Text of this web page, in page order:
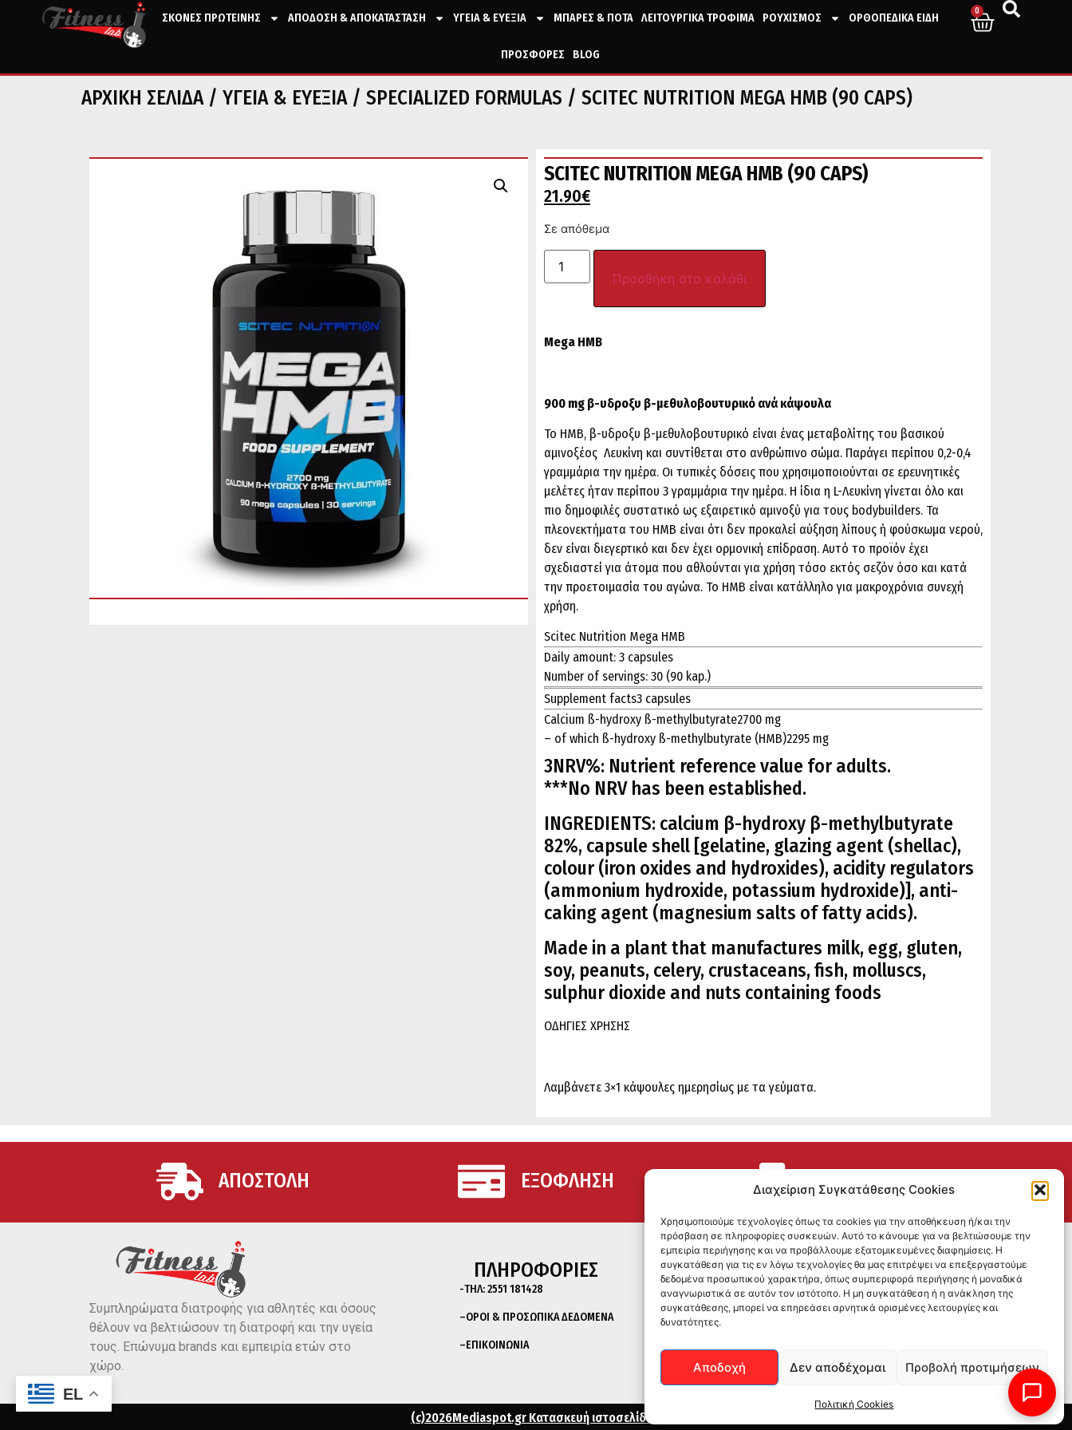
Διαχείριση Συγκατάθεσης Cookies
Χρησιμοποιούμε τεχνολογίες όπως τα cookies για την αποθήκευση ή/και την
πρόσβαση σε πληροφορίες συσκευών. Αυτό το κάνουμε για να βελτιώσουμε την
εμπειρία περιήγησης και να προβάλλουμε εξατομικευμένες διαφημίσεις. Η
συγκατάθεση για τις εν λόγω τεχνολογίες θα μας επιτρέψει να επεξεργαστούμε
δεδομένα προσωπικού χαρακτήρα, όπως συμπεριφορά περιήγησης ή μοναδικά
αναγνωριστικά σε αυτόν τον ιστότοπο. Η μη συγκατάθεση ή η ανάκληση της
συγκατάθεσης, μπορεί να επηρεάσει αρνητικά ορισμένες λειτουργίες και
δυνατότητες.
Αποδοχή Δεν αποδέχομαι Προβολή προτιμήσεων
Πολιτική Cookies
ΣΚΟΝΕΣ ΠΡΩΤΕΙΝΗΣ ΑΠΟΔΟΣΗ & ΑΠΟΚΑΤΑΣΤΑΣΗ ΥΓΕΙΑ & ΕΥΕΞΙΑ ΜΠΑΡΕΣ & ΠΟΤΑ ΛΕΙΤΟΥΡΓΙΚΑ ΤΡΟΦΙΜΑ ΡΟΥΧΙΣΜΟΣ ΟΡΘΟΠΕΔΙΚΑ ΕΙΔΗ
ΠΡΟΣΦΟΡΕΣ BLOG
0
ΑΡΧΙΚΉ ΣΕΛΊΔΑ/ ΥΓΕΙΑ & ΕΥΕΞΙΑ/ SPECIALIZED FORMULAS / SCITEC NUTRITION MEGA HMB (90 CAPS)
SCITEC NUTRITION MEGA HMB (90 CAPS)
21.90€
Σε απόθεμα
Προσθήκη στο καλάθι
Mega HMB
900 mg β-υδροξυ β-μεθυλοβουτυρικό ανά κάψουλα
Το HMB, β-υδροξυ β-μεθυλοβουτυρικό είναι ένας μεταβολίτης του βασικού
αμινοξέος Λευκίνη και συντίθεται στο ανθρώπινο σώμα. Παράγει περίπου 0,2-0,4
γραμμάρια την ημέρα. Οι τυπικές δόσεις που χρησιμοποιούνται σε ερευνητικές
μελέτες ήταν περίπου 3 γραμμάρια την ημέρα. Η ίδια η L-Λευκίνη γίνεται όλο και
πιο δημοφιλές συστατικό ως εξαιρετικό αμινοξύ για τους bodybuilders. Τα
πλεονεκτήματα του HMB είναι ότι δεν προκαλεί αύξηση λίπους ή φούσκωμα νερού,
δεν είναι διεγερτικό και δεν έχει ορμονική επίδραση. Αυτό το προϊόν έχει
σχεδιαστεί για άτομα που αθλούνται για χρήση τόσο εκτός σεζόν όσο και κατά
την προετοιμασία του αγώνα. Το HMB είναι κατάλληλο για μακροχρόνια συνεχή
χρήση.
Scitec Nutrition Mega HMB
Daily amount: 3 capsules
Number of servings: 30 (90 kap.)
Supplement facts3 capsules
Calcium ß-hydroxy ß-methylbutyrate2700 mg
– of which ß-hydroxy ß-methylbutyrate (HMB)2295 mg
3NRV%: Nutrient reference value for adults.
***No NRV has been established.
INGREDIENTS: calcium β-hydroxy β-methylbutyrate
82%, capsule shell [gelatine, glazing agent (shellac),
colour (iron oxides and hydroxides), acidity regulators
(ammonium hydroxide, potassium hydroxide)], anti-
caking agent (magnesium salts of fatty acids).
Made in a plant that manufactures milk, egg, gluten,
soy, peanuts, celery, crustaceans, fish, molluscs,
sulphur dioxide and nuts containing foods
ΟΔΗΓΙΕΣ ΧΡΗΣΗΣ
Λαμβάνετε 3×1 κάψουλες ημερησίως με τα γεύματα.
ΑΠΟΣΤΟΛΗ ΕΞΟΦΛΗΣΗ ΕΠΙΣΤΡΟΦΕΣ
Συμπληρώματα διατροφής για αθλητές και όσους
θέλουν να βελτιώσουν τη διατροφή και την υγεία
τους. Επώνυμα brands και εμπειρία ετών στο
χώρο.
ΠΛΗΡΟΦΟΡΙΕΣ
-ΤΗΛ:2551 181428
–ΟΡΟΙ & ΠΡΟΣΩΠΙΚΑ ΔΕΔΟΜΕΝΑ
–ΕΠΙΚΟΙΝΩΝΙΑ
SOCIAL MEDIA
(c)2026Mediaspot.gr Κατασκευή ιστοσελίδων
EL